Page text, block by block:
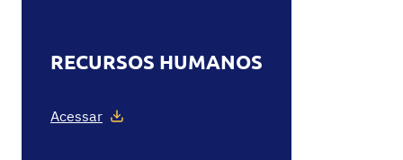
RECURSOS HUMANOS
Acessar